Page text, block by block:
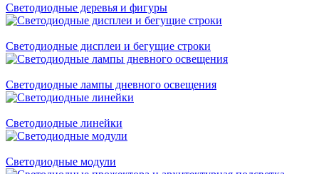
Светодиодные деревья и фигуры
Светодиодные дисплеи и бегущие строки
Светодиодные лампы дневного освещения
Светодиодные линейки
Светодиодные модули